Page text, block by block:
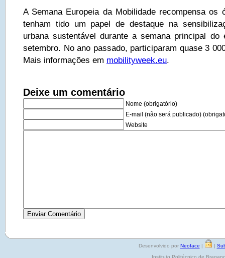
A Semana Europeia da Mobilidade recompensa os
tenham tido um papel de destaque na
urbana sustentável durante a semana principal
setembro. No ano passado, participaram quase 3
Mais informações em mobilityweek.eu.
Deixe um comentário
Nome (obrigatório)
E-mail (não será publicado)
Website
Desenvolvido por Neoface | |
Instituto Politécnico de